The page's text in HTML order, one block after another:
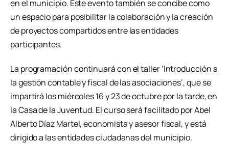
en el municipio. Este evento también se concibe como
un espacio para posibilitar la colaboración y la creación
de proyectos compartidos entre las entidades
participantes.
La programación continuará con el taller ‘Introducción a
la gestión contable y fiscal de las asociaciones’, que se
impartirá los miércoles 16 y 23 de octubre por la tarde, en
la Casa de la Juventud. El curso será facilitado por Abel
Alberto Díaz Martel, economista y asesor fiscal, y está
dirigido a las entidades ciudadanas del municipio.